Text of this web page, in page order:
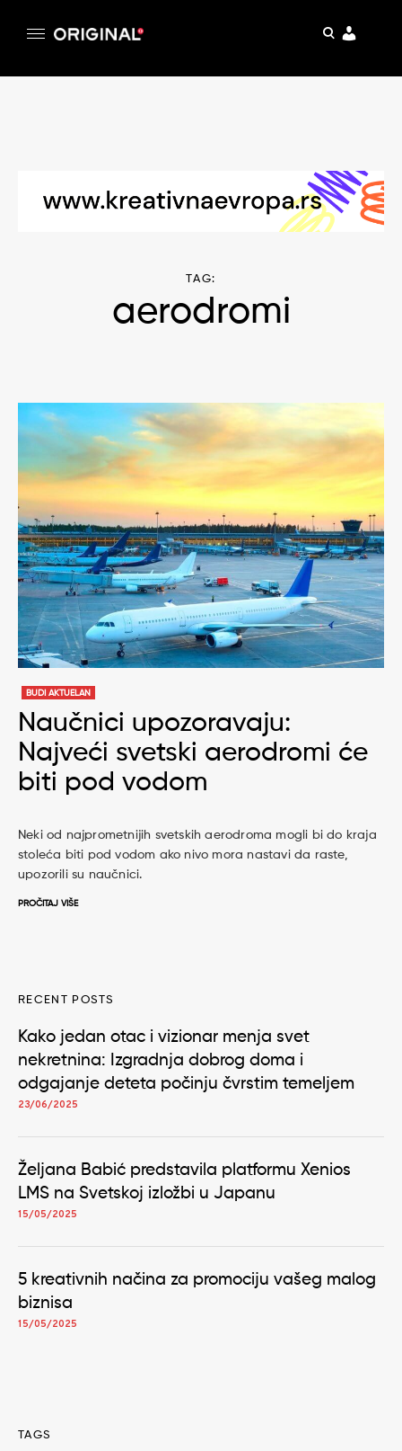
pretraga
TAG:
aerodromi
BUDI AKTUELAN
Naučnici upozoravaju:
Najveći svetski aerodromi će
biti pod vodom
Neki od najprometnijih svetskih aerodroma mogli bi do kraja
stoleća biti pod vodom ako nivo mora nastavi da raste,
upozorili su naučnici.
PROČITAJ VIŠE
RECENT POSTS
Kako jedan otac i vizionar menja svet
nekretnina: Izgradnja dobrog doma i
odgajanje deteta počinju čvrstim temeljem
23/06/2025
Željana Babić predstavila platformu Xenios
LMS na Svetskoj izložbi u Japanu
15/05/2025
5 kreativnih načina za promociju vašeg malog
biznisa
15/05/2025
TAGS